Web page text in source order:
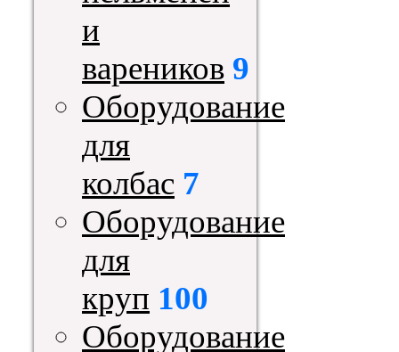
и
вареников 9
Оборудование
для
колбас 7
Оборудование
для
круп 100
Оборудование